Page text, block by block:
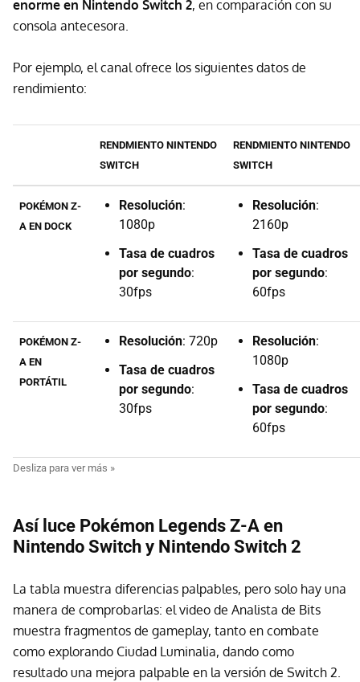
enorme en Nintendo Switch 2, en comparación con su
consola antecesora.
Por ejemplo, el canal ofrece los siguientes datos de
rendimiento:
RENDMIENTO NINTENDO
SWITCH
RENDMIENTO NINTENDO
SWITCH
POKÉMON Z-
A EN DOCK
Resolución:
1080p
Tasa de cuadros
por segundo:
30fps
Resolución:
2160p
Tasa de cuadros
por segundo:
60fps
POKÉMON Z-
A EN
PORTÁTIL
Resolución: 720p
Tasa de cuadros
por segundo:
30fps
Resolución:
1080p
Tasa de cuadros
por segundo:
60fps
Así luce Pokémon Legends Z-A en
Nintendo Switch y Nintendo Switch 2
La tabla muestra diferencias palpables, pero solo hay una
manera de comprobarlas: el video de Analista de Bits
muestra fragmentos de gameplay, tanto en combate
como explorando Ciudad Luminalia, dando como
resultado una mejora palpable en la versión de Switch 2.